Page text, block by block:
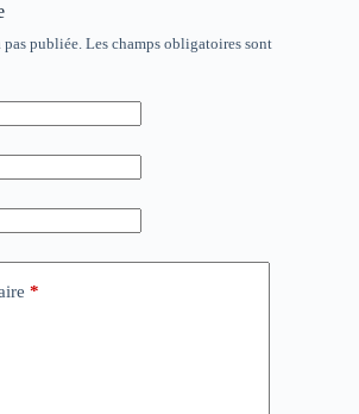
pas publiée. Les champs obligatoires sont
*